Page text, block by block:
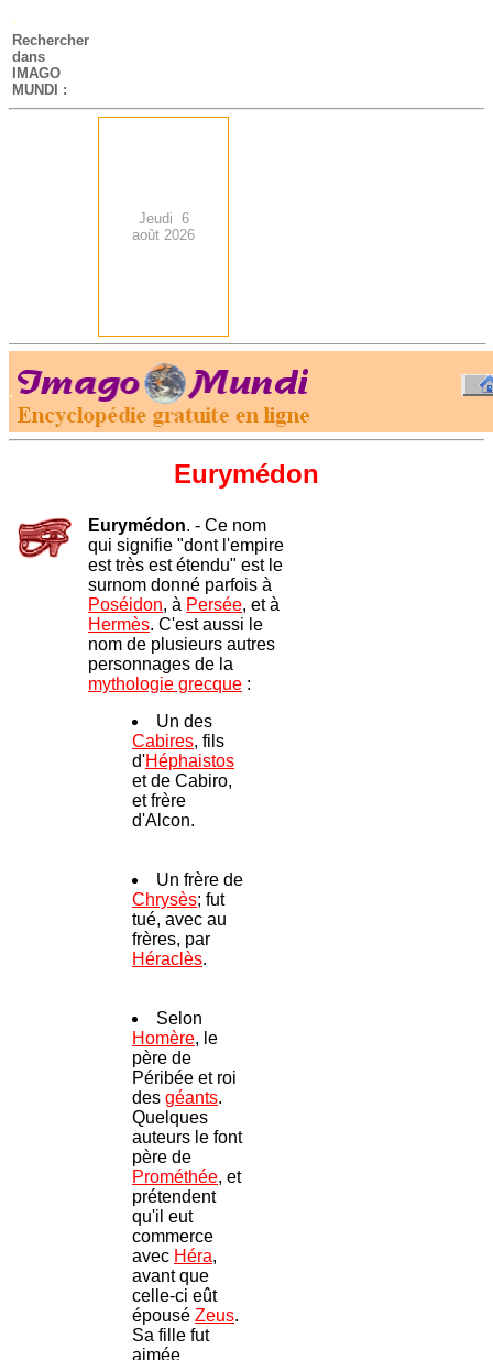
-
Rechercher
dans
IMAGO
MUNDI :
Jeudi 6
août 2026
.
Eurymédon
Eurymédon. - Ce nom
qui signifie "dont l'empire
est très est étendu" est le
surnom donné parfois à
Poséidon, à Persée, et à
Hermès. C'est aussi le
nom de plusieurs autres
personnages de la
mythologie grecque :
Un des
Cabires, fils
d'Héphaistos
et de Cabiro,
et frère
d'Alcon.
Un frère de
Chrysès; fut
tué, avec au
frères, par
Héraclès.
Selon
Homère, le
père de
Péribée et roi
des géants.
Quelques
auteurs le font
père de
Prométhée, et
prétendent
qu'il eut
commerce
avec Héra,
avant que
celle-ci eût
épousé Zeus.
Sa fille fut
aimée